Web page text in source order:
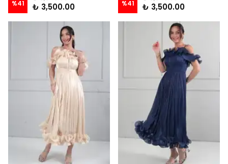
%41 ₺ 3,500.00 %41 ₺ 3,500.00